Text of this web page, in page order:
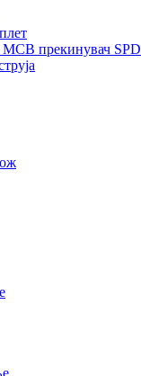
MCB прекинувач SPD